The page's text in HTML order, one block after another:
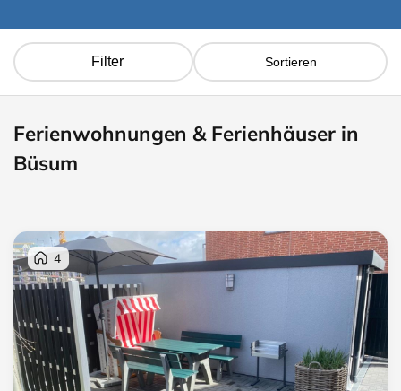
Filter Sortieren
Ferienwohnungen & Ferienhäuser in
Büsum
4